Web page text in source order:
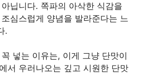
닙니다. 쪽파의 아삭한 식감을
심스럽게 양념을 발라준다는 느
.
넣는 이유는, 이게 그냥 단맛이
서 우러나오는 깊고 시원한 단맛